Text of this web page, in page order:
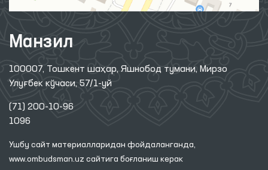
Манзил
100007, Тошкент шаҳар, Яшнобод тумани, Мирзо
Улуғбек кўчаси, 57/1-уй
(71) 200-10-96
1096
Ушбу сайт материалларидан фойдаланганда,
www.ombudsman.uz сайтига боғланиш керак